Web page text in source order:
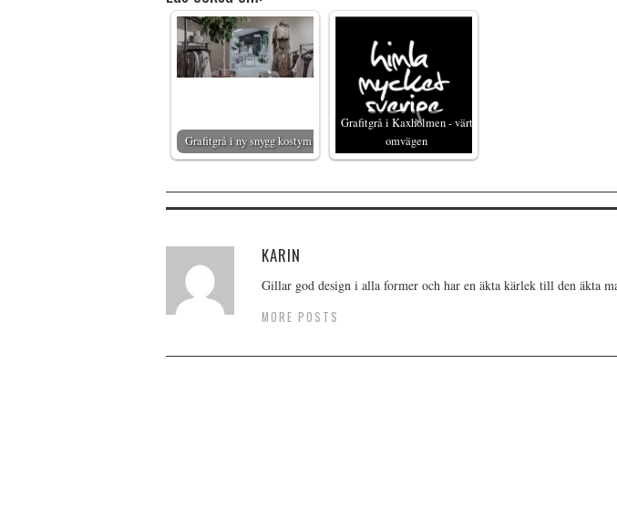
Grafitgrå i ny snygg kostym
Grafitgrå i Kaxholmen - värt
omvägen
KARIN
Gillar god design i alla former och har en äkta kärlek till den äkta
MORE POSTS